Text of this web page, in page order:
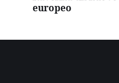
europeo